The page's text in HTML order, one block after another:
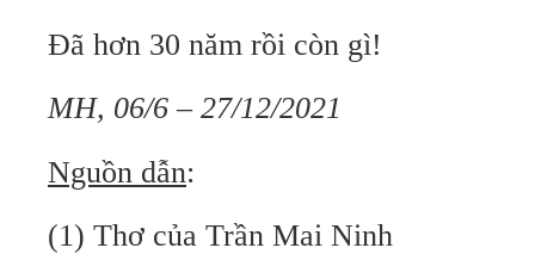
Đã hơn 30 năm rồi còn gì!
MH, 06/6 – 27/12/2021
Nguồn dẫn:
(1) Thơ của Trần Mai Ninh